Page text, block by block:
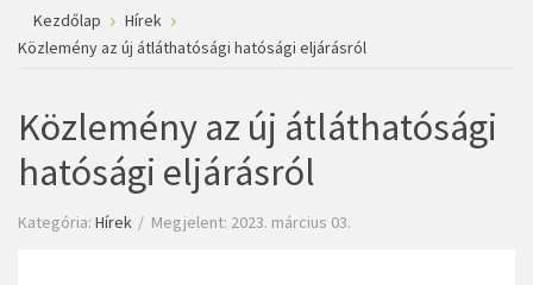
Kezdőlap
Hírek
Közlemény az új átláthatósági hatósági eljárásról
Közlemény az új átláthatósági
hatósági eljárásról
Kategória: Hírek Megjelent: 2023. március 03.